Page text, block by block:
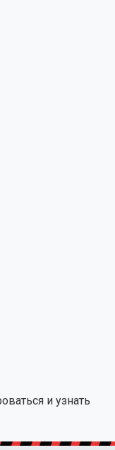
и узнать